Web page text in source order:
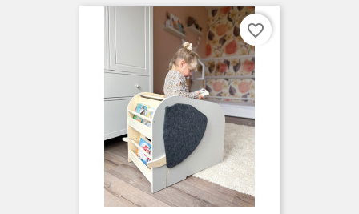
favorite_border